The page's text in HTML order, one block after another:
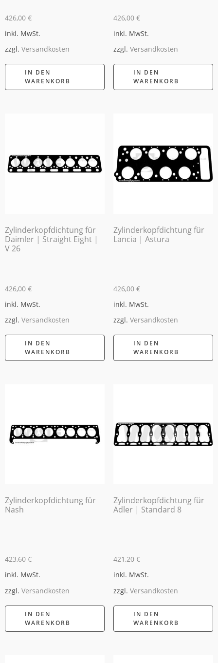
426,00 €
inkl. MwSt.
zzgl. Versandkosten
IN DEN
WARENKORB
426,00 €
inkl. MwSt.
zzgl. Versandkosten
IN DEN
WARENKORB
Zylinderkopfdichtung für
Daimler | Straight Eight |
V 26
426,00 €
inkl. MwSt.
zzgl. Versandkosten
IN DEN
WARENKORB
Zylinderkopfdichtung für
Lancia | Astura
426,00 €
inkl. MwSt.
zzgl. Versandkosten
IN DEN
WARENKORB
Zylinderkopfdichtung für
Nash
423,60 €
inkl. MwSt.
zzgl. Versandkosten
IN DEN
WARENKORB
Zylinderkopfdichtung für
Adler | Standard 8
421,20 €
inkl. MwSt.
zzgl. Versandkosten
IN DEN
WARENKORB